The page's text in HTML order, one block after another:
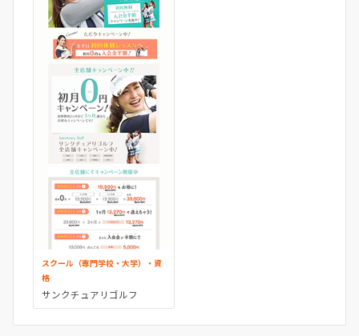
スクール（専門学校・大学）・資
格
サンクチュアリゴルフ